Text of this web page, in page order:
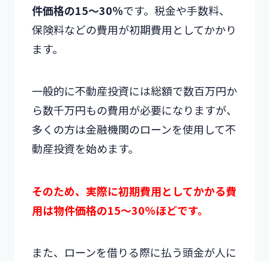
件価格の15～30％です。税金や手数料、
保険料などの費用が初期費用としてかかり
ます。
一般的に不動産投資には総額で数百万円か
ら数千万円もの費用が必要になりますが、
多くの方は金融機関のローンを使用して不
動産投資を始めます。
そのため、実際に初期費用としてかかる費
用は物件価格の15～30％ほどです。
また、ローンを借りる際に払う頭金が人に